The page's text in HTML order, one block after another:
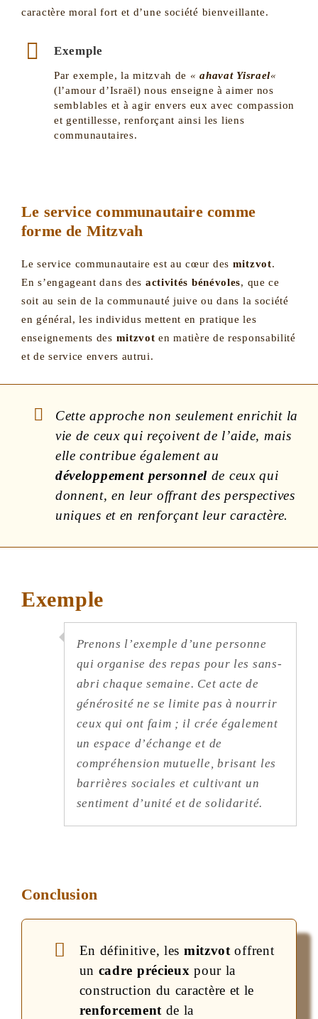
caractère moral fort et d’une société bienveillante.
Exemple
Par exemple, la mitzvah de «ahavat Yisrael«
(l’amour d’Israël) nous enseigne à aimer nos
semblables et à agir envers eux avec compassion
et gentillesse, renforçant ainsi les liens
communautaires.
Le service communautaire comme
forme de Mitzvah
Le service communautaire est au cœur des mitzvot.
En s’engageant dans des activités bénévoles, que ce
soit au sein de la communauté juive ou dans la société
en général, les individus mettent en pratique les
enseignements des mitzvot en matière de responsabilité
et de service envers autrui.
Cette approche non seulement enrichit la
vie de ceux qui reçoivent de l’aide, mais
elle contribue également au
développement personnel de ceux qui
donnent, en leur offrant des perspectives
uniques et en renforçant leur caractère.
Exemple
Prenons l’exemple d’une personne
qui organise des repas pour les sans-
abri chaque semaine. Cet acte de
générosité ne se limite pas à nourrir
ceux qui ont faim ; il crée également
un espace d’échange et de
compréhension mutuelle, brisant les
barrières sociales et cultivant un
sentiment d’unité et de solidarité.
Conclusion
En définitive, les mitzvotoffrent
un cadre précieux pour la
construction du caractère et le
renforcementde la